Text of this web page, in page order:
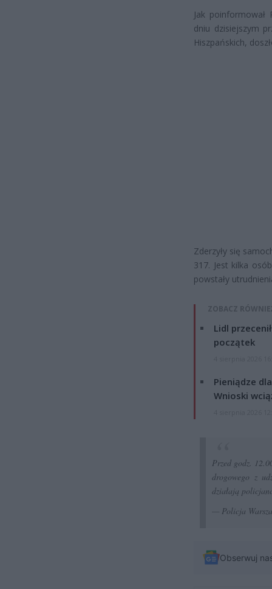
Jak poinformował
dniu dzisiejszym
Hiszpańskich,
Zderzyły się
317. Jest kilka
powstały
ZOBACZ
Lidl
początek
Pieniądze
Wnioski
Przed godz.
drogowego z
działają
— Policja
Obserwuj